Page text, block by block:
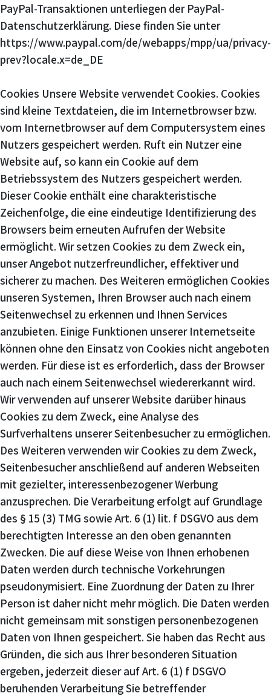
PayPal-Transaktionen unterliegen der PayPal-
Datenschutzerklärung. Diese finden Sie unter
https://www.paypal.com/de/webapps/mpp/ua/privacy-
prev?locale.x=de_DE
Cookies Unsere Website verwendet Cookies. Cookies
sind kleine Textdateien, die im Internetbrowser bzw.
vom Internetbrowser auf dem Computersystem eines
Nutzers gespeichert werden. Ruft ein Nutzer eine
Website auf, so kann ein Cookie auf dem
Betriebssystem des Nutzers gespeichert werden.
Dieser Cookie enthält eine charakteristische
Zeichenfolge, die eine eindeutige Identifizierung des
Browsers beim erneuten Aufrufen der Website
ermöglicht. Wir setzen Cookies zu dem Zweck ein,
unser Angebot nutzerfreundlicher, effektiver und
sicherer zu machen. Des Weiteren ermöglichen Cookies
unseren Systemen, Ihren Browser auch nach einem
Seitenwechsel zu erkennen und Ihnen Services
anzubieten. Einige Funktionen unserer Internetseite
können ohne den Einsatz von Cookies nicht angeboten
werden. Für diese ist es erforderlich, dass der Browser
auch nach einem Seitenwechsel wiedererkannt wird.
Wir verwenden auf unserer Website darüber hinaus
Cookies zu dem Zweck, eine Analyse des
Surfverhaltens unserer Seitenbesucher zu ermöglichen.
Des Weiteren verwenden wir Cookies zu dem Zweck,
Seitenbesucher anschließend auf anderen Webseiten
mit gezielter, interessenbezogener Werbung
anzusprechen. Die Verarbeitung erfolgt auf Grundlage
des § 15 (3) TMG sowie Art. 6 (1) lit. f DSGVO aus dem
berechtigten Interesse an den oben genannten
Zwecken. Die auf diese Weise von Ihnen erhobenen
Daten werden durch technische Vorkehrungen
pseudonymisiert. Eine Zuordnung der Daten zu Ihrer
Person ist daher nicht mehr möglich. Die Daten werden
nicht gemeinsam mit sonstigen personenbezogenen
Daten von Ihnen gespeichert. Sie haben das Recht aus
Gründen, die sich aus Ihrer besonderen Situation
ergeben, jederzeit dieser auf Art. 6 (1) f DSGVO
beruhenden Verarbeitung Sie betreffender